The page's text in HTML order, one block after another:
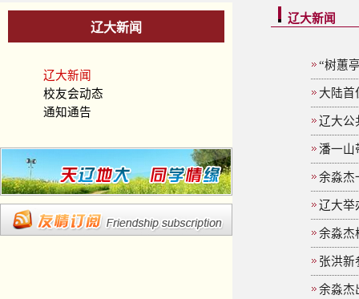
辽大新闻
辽大新闻
校友会动态
通知通告
辽大新闻
“树蕙
大陆首
辽大公
潘一山
余淼杰
辽大举
余淼杰
张洪新
余淼杰